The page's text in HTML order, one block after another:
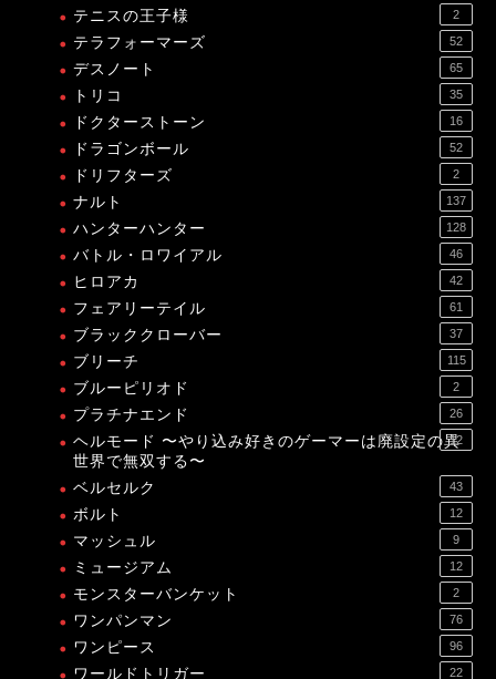
テニスの王子様 2
テラフォーマーズ 52
デスノート 65
トリコ 35
ドクターストーン 16
ドラゴンボール 52
ドリフターズ 2
ナルト 137
ハンターハンター 128
バトル・ロワイアル 46
ヒロアカ 42
フェアリーテイル 61
ブラッククローバー 37
ブリーチ 115
ブルーピリオド 2
プラチナエンド 26
ヘルモード 〜やり込み好きのゲーマーは廃設定の異
世界で無双する〜
12
ベルセルク 43
ボルト 12
マッシュル 9
ミュージアム 12
モンスターバンケット 2
ワンパンマン 76
ワンピース 96
ワールドトリガー 22